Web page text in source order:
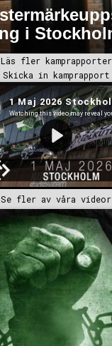
Se fler av våra videor